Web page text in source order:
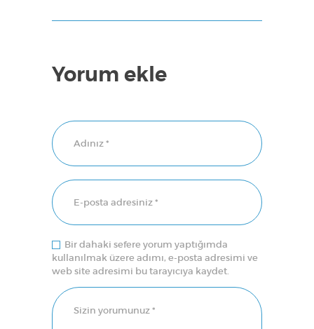
Yorum ekle
Bir dahaki sefere yorum yaptığımda
kullanılmak üzere adımı, e-posta adresimi ve
web site adresimi bu tarayıcıya kaydet.